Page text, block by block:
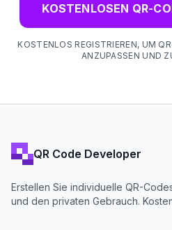
KOSTENLOSEN QR-
KOSTENLOS REGISTRIEREN, UM
ANZUPASSEN UND
QR Code Developer
Erstellen Sie individuelle QR-
und den privaten Gebrauch.